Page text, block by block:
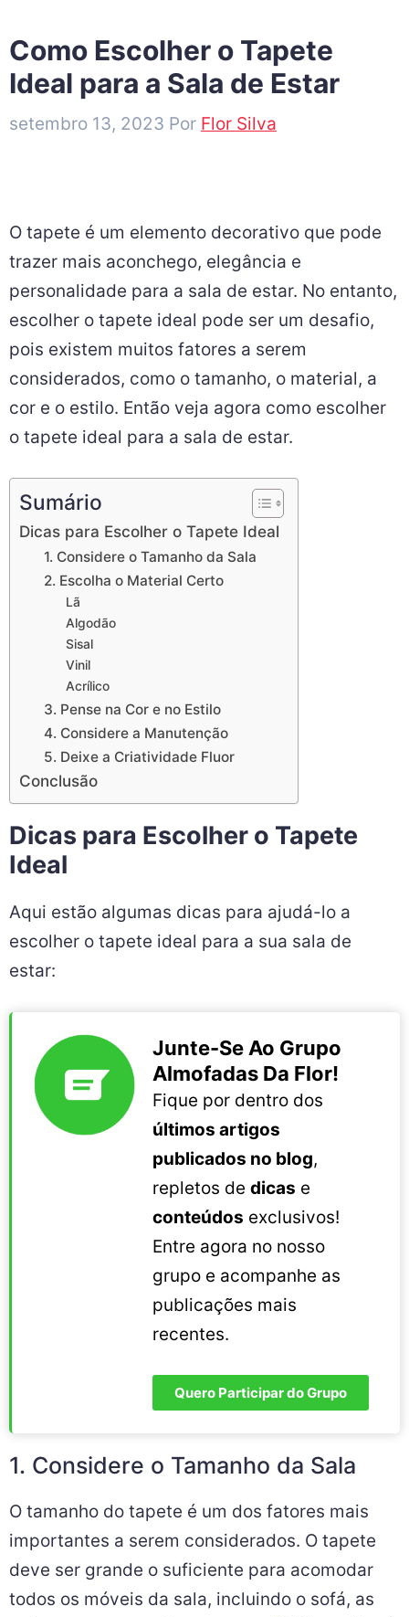
Como Escolher o Tapete
Ideal para a Sala de Estar
setembro 13, 2023 Por Flor Silva
O tapete é um elemento decorativo que pode
trazer mais aconchego, elegância e
personalidade para a sala de estar. No entanto,
escolher o tapete ideal pode ser um desafio,
pois existem muitos fatores a serem
considerados, como o tamanho, o material, a
cor e o estilo. Então veja agora como escolher
o tapete ideal para a sala de estar.
Sumário
Dicas para Escolher o Tapete Ideal
1. Considere o Tamanho da Sala
2. Escolha o Material Certo
Lã
Algodão
Sisal
Vinil
Acrílico
3. Pense na Cor e no Estilo
4. Considere a Manutenção
5. Deixe a Criatividade Fluor
Conclusão
Dicas para Escolher o Tapete
Ideal
Aqui estão algumas dicas para ajudá-lo a
escolher o tapete ideal para a sua sala de
estar:
Junte-Se Ao Grupo
Almofadas Da Flor!
Fique por dentro dos
últimos artigos
publicados no blog,
repletos dedicas e
conteúdos exclusivos!
Entre agora no nosso
grupo e acompanhe as
publicações mais
recentes.
Quero Participar do Grupo
1. Considere o Tamanho da Sala
O tamanho do tapete é um dos fatores mais
importantes a serem considerados. O tapete
deve ser grande o suficiente para acomodar
todos os móveis da sala, incluindo o sofá, as